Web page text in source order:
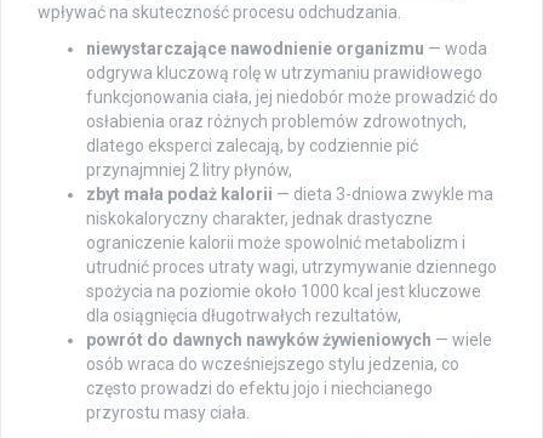
wpływać na skuteczność procesu odchudzania.
niewystarczające nawodnienie organizmu — woda
odgrywa kluczową rolę w utrzymaniu prawidłowego
funkcjonowania ciała, jej niedobór może prowadzić do
osłabienia oraz różnych problemów zdrowotnych,
dlatego eksperci zalecają, by codziennie pić
przynajmniej 2 litry płynów,
zbyt mała podaż kalorii — dieta 3-dniowa zwykle ma
niskokaloryczny charakter, jednak drastyczne
ograniczenie kalorii może spowolnić metabolizm i
utrudnić proces utraty wagi, utrzymywanie dziennego
spożycia na poziomie około 1000 kcal jest kluczowe
dla osiągnięcia długotrwałych rezultatów,
powrót do dawnych nawyków żywieniowych — wiele
osób wraca do wcześniejszego stylu jedzenia, co
często prowadzi do efektu jojo i niechcianego
przyrostu masy ciała.